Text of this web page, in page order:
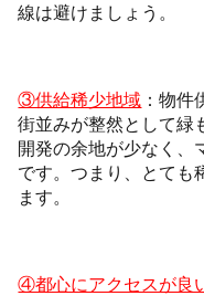
線は避けましょう。
③供給稀少地域 ：物
街並みが整然として緑
開発の余地が少なく、
です。つまり、とても
ます。
④都心にアクセスが良